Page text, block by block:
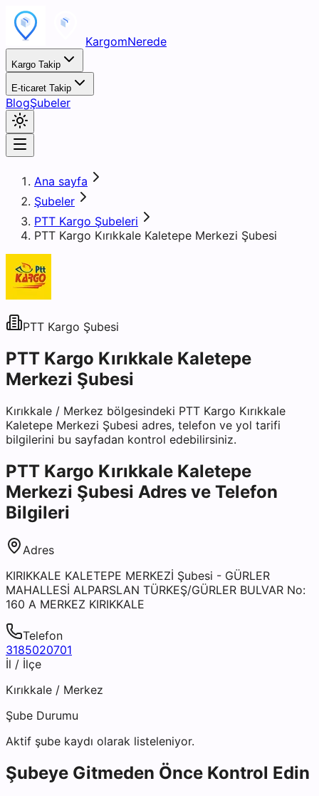
KargomNerede
Kargo Takip
E-ticaret Takip
BlogŞubeler
Ana sayfa
Şubeler
PTT Kargo Şubeleri
PTT Kargo Kırıkkale Kaletepe Merkezi Şubesi
PTT Kargo Şubesi
PTT Kargo Kırıkkale Kaletepe
Merkezi Şubesi
Kırıkkale / Merkez bölgesindeki PTT Kargo Kırıkkale
Kaletepe Merkezi Şubesi adres, telefon ve yol tarifi
bilgilerini bu sayfadan kontrol edebilirsiniz.
PTT Kargo Kırıkkale Kaletepe
Merkezi Şubesi Adres ve Telefon
Bilgileri
Adres
KIRIKKALE KALETEPE MERKEZİ Şubesi - GÜRLER
MAHALLESİ ALPARSLAN TÜRKEŞ/GÜRLER BULVAR No:
160 A MERKEZ KIRIKKALE
Telefon
3185020701
İl / İlçe
Kırıkkale / Merkez
Şube Durumu
Aktif şube kaydı olarak listeleniyor.
Şubeye Gitmeden Önce Kontrol Edin